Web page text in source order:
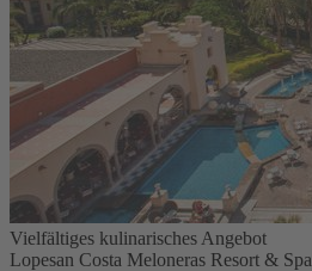
Vielfältiges kulinarisches Angebot
Lopesan Costa Meloneras Resort & Spa